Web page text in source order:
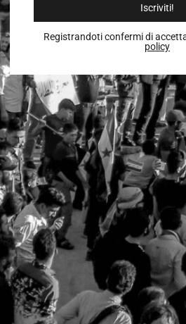
Iscriviti!
Registrandoti confermi di
policy